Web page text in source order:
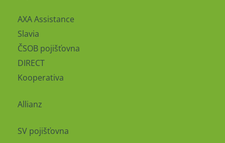
AXA Assistance
Slavia
ČSOB pojišťovna
DIRECT
Kooperativa
Allianz
SV pojišťovna